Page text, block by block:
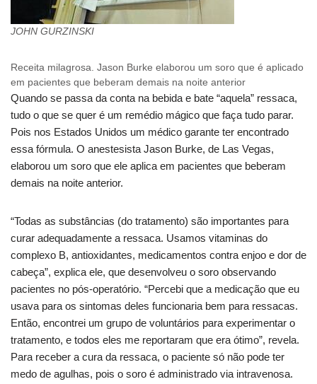
JOHN GURZINSKI
Receita milagrosa. Jason Burke elaborou um soro que é aplicado
em pacientes que beberam demais na noite anterior
Quando se passa da conta na bebida e bate “aquela” ressaca,
tudo o que se quer é um remédio mágico que faça tudo parar.
Pois nos Estados Unidos um médico garante ter encontrado
essa fórmula. O anestesista Jason Burke, de Las Vegas,
elaborou um soro que ele aplica em pacientes que beberam
demais na noite anterior.
“Todas as substâncias (do tratamento) são importantes para
curar adequadamente a ressaca. Usamos vitaminas do
complexo B, antioxidantes, medicamentos contra enjoo e dor de
cabeça”, explica ele, que desenvolveu o soro observando
pacientes no pós-operatório. “Percebi que a medicação que eu
usava para os sintomas deles funcionaria bem para ressacas.
Então, encontrei um grupo de voluntários para experimentar o
tratamento, e todos eles me reportaram que era ótimo”, revela.
Para receber a cura da ressaca, o paciente só não pode ter
medo de agulhas, pois o soro é administrado via intravenosa.